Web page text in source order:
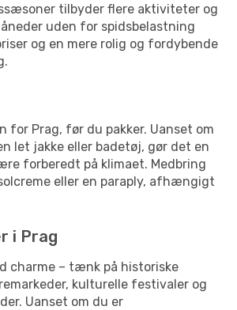
tilbyder flere aktiviteter og
uden for spidsbelastning
og en mere rolig og fordybende
for Prag, før du pakker. Uanset om
let jakke eller badetøj, gør det en
forberedt på klimaet. Medbring
eller en paraply, afhængigt
i Prag
charme – tænk på historiske
kulturelle festivaler og
Uanset om du er